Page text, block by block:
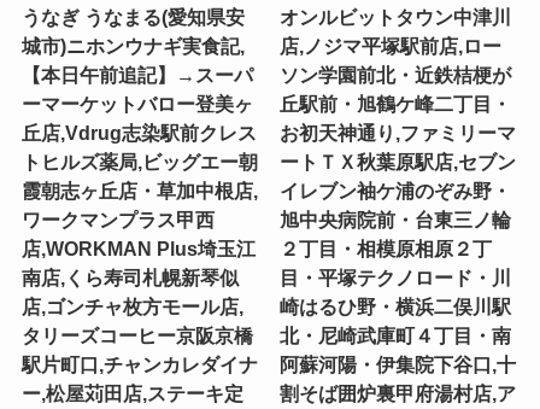
うなぎ うなまる(愛知県安
城市)ニホンウナギ実食記,
【本日午前追記】→スーパ
ーマーケットバロー登美ヶ
丘店,Vdrug志染駅前クレス
トヒルズ薬局,ビッグエー朝
霞朝志ヶ丘店・草加中根店,
ワークマンプラス甲西
店,WORKMAN Plus埼玉江
南店,くら寿司札幌新琴似
店,ゴンチャ枚方モール店,
タリーズコーヒー京阪京橋
駅片町口,チャンカレダイナ
ー,松屋苅田店,ステーキ定
オンルビットタウン中津川
店,ノジマ平塚駅前店,ロー
ソン学園前北・近鉄桔梗が
丘駅前・旭鶴ケ峰二丁目・
お初天神通り,ファミリーマ
ートＴＸ秋葉原駅店,セブン
イレブン袖ケ浦のぞみ野・
旭中央病院前・台東三ノ輪
２丁目・相模原相原２丁
目・平塚テクノロード・川
崎はるひ野・横浜二俣川駅
北・尼崎武庫町４丁目・南
阿蘇河陽・伊集院下谷口,十
割そば囲炉裏甲府湯村店,ア